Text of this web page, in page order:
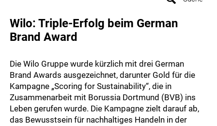
Wilo: Triple-Erfolg beim German
Brand Award
Die Wilo Gruppe wurde kürzlich mit drei German
Brand Awards ausgezeichnet, darunter Gold für die
Kampagne „Scoring for Sustainability“, die in
Zusammenarbeit mit Borussia Dortmund (BVB) ins
Leben gerufen wurde. Die Kampagne zielt darauf ab,
das Bewusstsein für nachhaltiges Handeln in der